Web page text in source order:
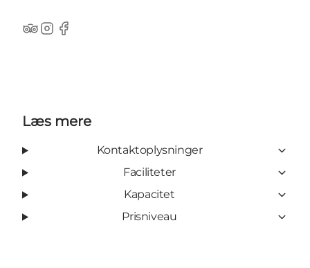
Tripadvisor
Instagram
Facebook
Læs mere
Kontaktoplysninger
Faciliteter
Kapacitet
Prisniveau